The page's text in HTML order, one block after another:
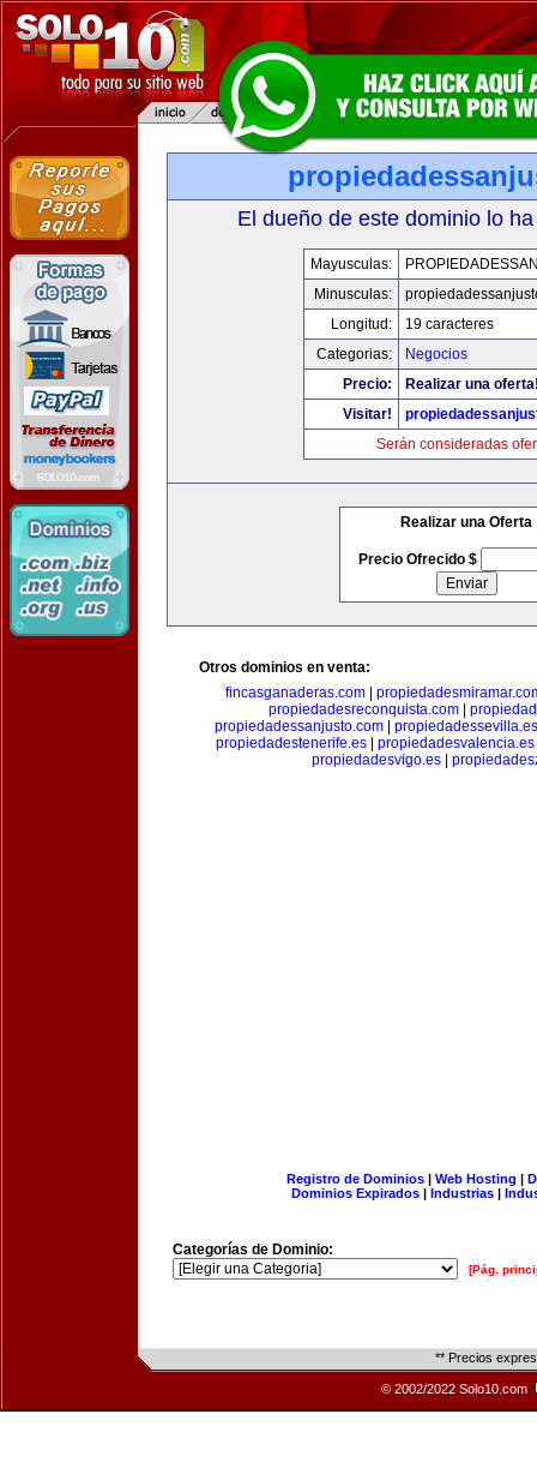
El dueño de este dominio lo
Mayusculas:
Minusculas:
Longitud:
19 caracteres
Categorias:
Negocios
Precio:
Realizar una
Visitar!
Serán consideradas
Realizar una Oferta
Precio Ofrecido $
Otros dominios en venta:
fincasganaderas.com
propiedadesreconquista.com
propiedadessanjusto.com| propiedadessevilla.es
propiedadestenerife.es| propiedadesvalencia.es
propiedadesvigo.es|
Registro de Dominios| Web Hosting |
Dominios Expirados | Industrias |
Categorías de Dominio:
[Pág.
** Precios
© 2002/2022 Solo10.com